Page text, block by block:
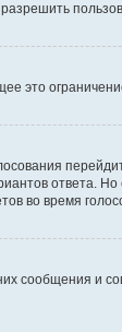
это
ответа.
во время
сообщения и